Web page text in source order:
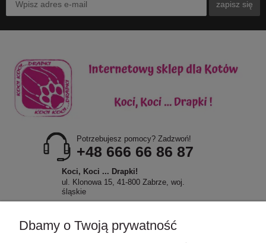
zapisz się
Potrzebujesz pomocy? Zadzwoń!
+48 666 66 86 87
Koci, Koci ... Drapki!
ul. Klonowa 15, 41-800 Zabrze, woj.
śląskie
Dbamy o Twoją prywatność